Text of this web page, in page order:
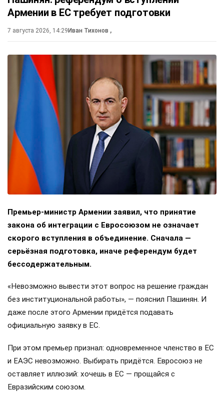
Армении в ЕС требует подготовки
7 августа 2026, 14:29 Иван Тихонов ,
Премьер-министр Армении заявил, что принятие
закона об интеграции с Евросоюзом не означает
скорого вступления в объединение. Сначала —
серьёзная подготовка, иначе референдум будет
бессодержательным.
«Невозможно вывести этот вопрос на решение граждан
без институциональной работы», — пояснил Пашинян. И
даже после этого Армении придётся подавать
официальную заявку в ЕС.
При этом премьер признал: одновременное членство в ЕС
и ЕАЭС невозможно. Выбирать придётся. Евросоюз не
оставляет иллюзий: хочешь в ЕС — прощайся с
Евразийским союзом.